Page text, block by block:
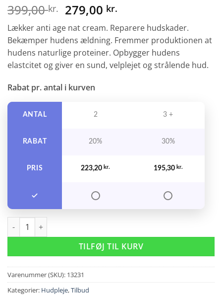
399,00kr. Den
oprindelige
pris
var:
399,00 kr..
279,00 kr.
aktuelle
pris
er:
279,00 kr..
Lækker anti age nat cream. Reparere hudskader.
Bekæmper hudens ældning. Fremmer produktionen at
hudens naturlige proteiner. Opbygger hudens
elastcitet og giver en sund, velplejet og strålende hud.
Rabat pr. antal i kurven
ANTAL
RABAT
PRIS
2 3 +
20% 30%
223,20 kr. 195,30 kr.
My Organics Good Night Cream 50 ml. antal
TILFØJ TIL KURV
Varenummer (SKU): 13231
Kategorier: Hudpleje,Tilbud